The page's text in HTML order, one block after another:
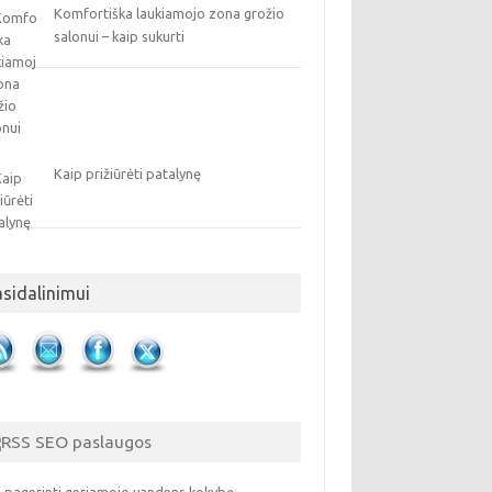
Komfortiška laukiamojo zona grožio
salonui – kaip sukurti
Kaip prižiūrėti patalynę
SEO paslaugos